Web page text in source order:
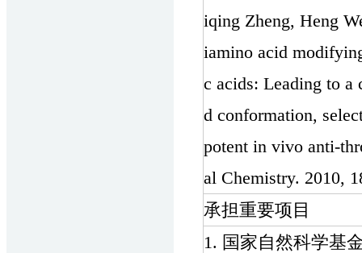
iqing Zheng, Heng
iamino acid
c acids: Leading to
d conformation,
potent in vivo anti-
al Chemistry. 2010,
承担重要项目
1. 国家自然科学基